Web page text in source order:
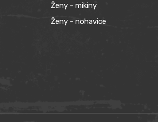
Ženy - mikiny
Ženy - nohavice